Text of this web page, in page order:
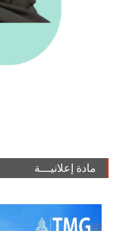
مادة إعلانيـــة